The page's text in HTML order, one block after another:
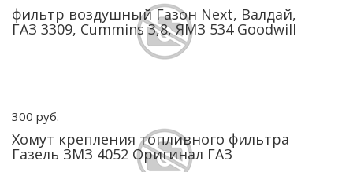
фильтр воздушный Газон Next, Валдай,
ГАЗ 3309, Cummins 3,8, ЯМЗ 534 Goodwill
300 руб.
Хомут крепления топливного фильтра
Газель ЗМЗ 4052 Оригинал ГАЗ